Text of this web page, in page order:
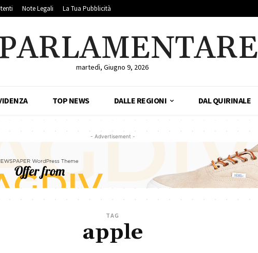
Note Legali La Tua Pubblicità
martedì, Giugno 9, 2026
TOP NEWS DALLE REGIONI DAL QUIRINALE
- Advertisement -
TAG
apple